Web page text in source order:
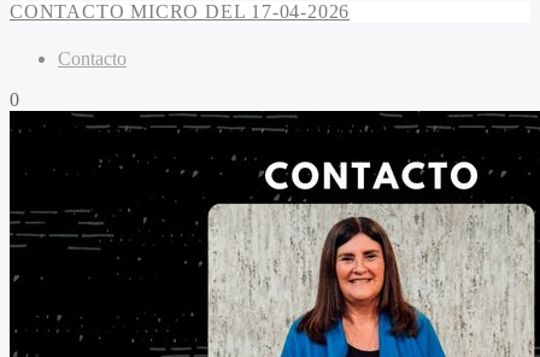
CONTACTO MICRO DEL 17-04-2026
Contacto
0